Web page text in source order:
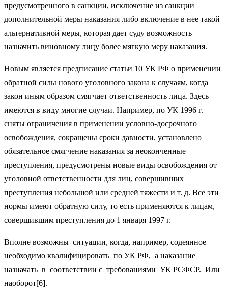
предусмотренного в санкции, исключение из санкции
дополнительной меры наказания либо включение в нее такой
альтернативной меры, которая дает суду возможность
назначить виновному лицу более мягкую меру наказания.
Новым является предписание статьи 10 УК РФ о применении
обратной силы нового уголовного закона к случаям, когда
закон иным образом смягчает ответственность лица. Здесь
имеются в виду многие случаи. Например, по УК 1996 г.
сняты ограничения в применении условно-досрочного
освобождения, сокращены сроки давности, установлено
обязательное смягчение наказания за неоконченные
преступления, предусмотрены новые виды освобождения от
уголовной ответственности для лиц, совершивших
преступления небольшой или средней тяжести и т. д. Все эти
нормы имеют обратную силу, то есть применяются к лицам,
совершившим преступления до 1 января 1997 г.
Вполне возможны ситуации, когда, например, содеянное
необходимо квалифицировать по УК РФ, а наказание
назначать в соответствии с требованиями УК РСФСР. Или
наоборот[6].